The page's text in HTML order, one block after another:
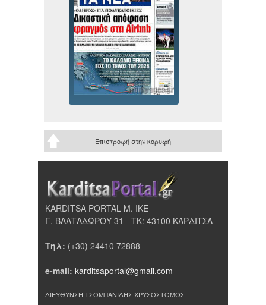
Επιστροφή στην κορυφή
KARDITSA PORTAL Μ. ΙΚΕ
Γ. ΒΑΛΤΑΔΩΡΟΥ 31 - ΤΚ: 43100 ΚΑΡΔΙΤΣΑ
Τηλ: (+30) 24410 72888
e-mail: karditsaportal@gmail.com
ΔΙΕΥΘΥΝΣΗ ΤΣΟΜΠΑΝΙΔΗΣ ΧΡΥΣΟΣΤΟΜΟΣ